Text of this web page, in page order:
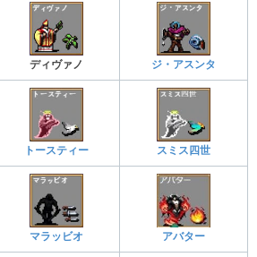
ディヴァノ ジ・アスンタ
トースティー スミス四世
マラッビオ アバター